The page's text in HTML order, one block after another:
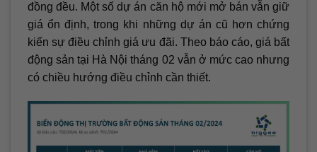
đồng đều. Một số dự án căn hộ mới mở bán vẫn giữ
giá ổn định, trong khi những dự án cũ hơn chứng
kiến sự điều chỉnh giá ưu đãi. Theo báo cáo, giá bất
động sản tại Hà Nội tháng 02 vẫn ở mức cao nhưng
có chiều hướng điều chỉnh cần thiết.